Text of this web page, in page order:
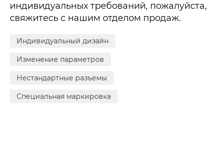
индивидуальных требований, пожалуйста,
свяжитесь с нашим отделом продаж.
Индивидуальный дизайн
Изменение параметров
Нестандартные разъемы
Специальная маркировка